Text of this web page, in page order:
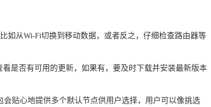
如从Wi-Fi切换到移动数据，或者反之，仔细检查路由器等
是否有可用的更新，如果有，要及时下载并安装最新版本
贴心地提供多个默认节点供用户选择，用户可以像挑选